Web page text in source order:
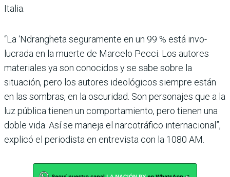
Italia.
“La ‘Ndrangheta segura­mente en un 99 % está invo­
lucrada en la muerte de Marcelo Pecci. Los autores
materiales ya son conocidos y se sabe sobre la
situación, pero los autores ideológicos siempre están
en las sombras, en la oscuridad. Son perso­najes que a la
luz pública tie­nen un comportamiento, pero tienen una
doble vida. Así se maneja el narcotrá­fico internacional”,
explicó el periodista en entrevista con la 1080 AM.